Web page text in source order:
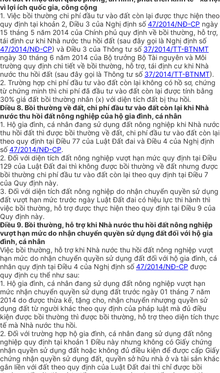
vì lợi ích quốc gia, công cộng
1. Việc bồi thường chi phí đầu tư vào đất còn lại được thực hiện theo
quy định tại khoản 2, Điều 3 của Nghị định số47/2014/NĐ-CP ngày
15 tháng 5 năm 2014 của Chính phủ quy định về bồi thường, hỗ trợ,
tái định cư khi Nhà nước thu hồi đất (sau đây gọi là Nghị định số
47/2014/NĐ-CP) và Điều 3 của Thông tư số 37/2014/TT-BTNMT
ngày 30 tháng 6 năm 2014 của Bộ trưởng Bộ Tài nguyên và Môi
trường quy định chi tiết về bồi thường, hỗ trợ, tái định cư khi Nhà
nước thu hồi đất (sau đây gọi là Thông tư số 37/2014/TT-BTNMT).
2. Trường hợp chi phí đầu tư vào đất còn lại không có hồ sơ, chứng
từ chứng minh thì chi phí đã đầu tư vào đất còn lại được tính bằng
30% giá đất bồi thường nhân (x) với diện tích đất bị thu hồi.
Điều 8. Bồi thường về đất, chi phí đầu tư vào đất còn lại khi Nhà
nước thu hồi đất nông nghiệp của hộ gia đình, cá nhân
1. Hộ gia đình, cá nhân đang sử dụng đất nông nghiệp khi Nhà nước
thu hồi đất thì được bồi thường về đất, chi phí đầu tư vào đất còn lại
theo quy định tại Điều 77 của Luật Đất đai và Điều 4 của Nghị định
số47/2014/NĐ-CP.
2. Đối với diện tích đất nông nghiệp vượt hạn mức quy định tại Điều
129 của Luật Đất đai thì không được bồi thường về đất nhưng được
bồi thường chi phí đầu tư vào đất còn lại theo quy định tại Điều 7
của Quy định này.
3. Đối với diện tích đất nông nghiệp do nhận chuyển quyền sử dụng
đất vượt hạn mức trước ngày Luật Đất đai có hiệu lực thi hành thì
việc bồi thường, hỗ trợ được thực hiện theo quy định tại Điều 9 của
Quy định này.
Điều 9. Bồi thường, hỗ trợ khi Nhà nước thu hồi đất nông nghiệp
vượt hạn mức do nhận chuyển quyền sử dụng đất đối với hộ gia
đình, cá nhân
Việc bồi thường, hỗ trợ khi Nhà nước thu hồi đất nông nghiệp vượt
hạn mức do nhận chuyển quyền sử dụng đất đối với hộ gia đình, cá
nhân quy định tại Điều 4 của Nghị định số47/2014/NĐ-CP được
quy định cụ thể như sau:
1. Hộ gia đình, cá nhân đang sử dụng đất nông nghiệp vượt hạn
mức nhận chuyển quyền sử dụng đất trước ngày 01 tháng 7 năm
2014 do được thừa kế, tặng cho, nhận chuyển nhượng quyền sử
dụng đất từ người khác theo quy định của pháp luật mà đủ điều
kiện được bồi thường thì được bồi thường, hỗ trợ theo diện tích thực
tế mà Nhà nước thu hồi.
2. Đối với trường hợp hộ gia đình, cá nhân đang sử dụng đất nông
nghiệp quy định tại khoản 1 Điều này nhưng không có Giấy chứng
nhận quyền sử dụng đất hoặc không đủ điều kiện để được cấp Giấy
chứng nhận quyền sử dụng đất, quyền sở hữu nhà ở và tài sản khác
gắn liền với đất theo quy định của Luật Đất đai thì chỉ được bồi